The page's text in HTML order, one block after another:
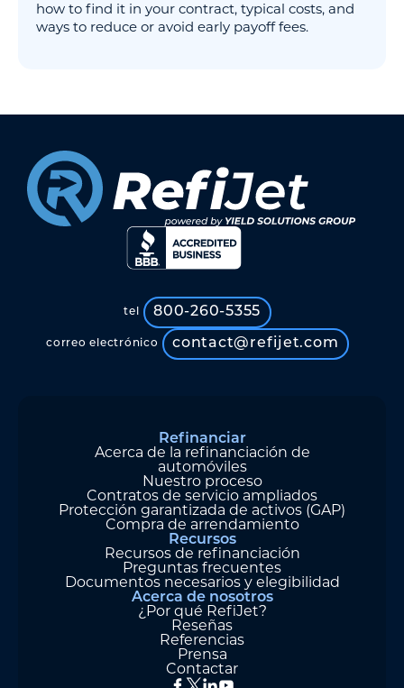
how to find it in your contract, typical costs, and
ways to reduce or avoid early payoff fees.
tel 800-260-5355
correo electrónico contact@refijet.com
Refinanciar
Acerca de la refinanciación de
automóviles
Nuestro proceso
Contratos de servicio ampliados
Protección garantizada de activos (GAP)
Compra de arrendamiento
Recursos
Recursos de refinanciación
Preguntas frecuentes
Documentos necesarios y elegibilidad
Acerca de nosotros
¿Por qué RefiJet?
Reseñas
Referencias
Prensa
Contactar